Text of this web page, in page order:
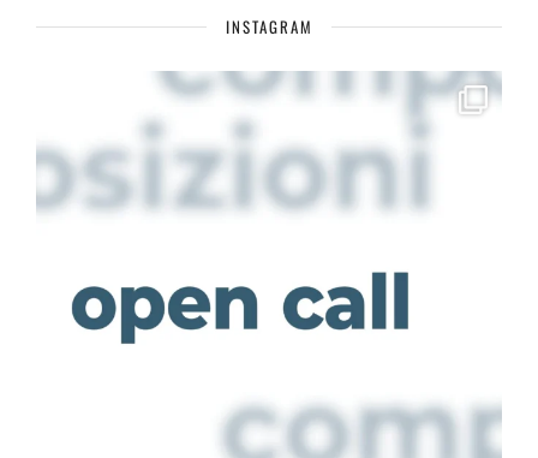
INSTAGRAM